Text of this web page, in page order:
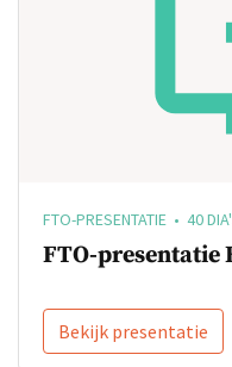
FTO-PRESENTATIE • 40
FTO-presentatie
Bekijk presentatie